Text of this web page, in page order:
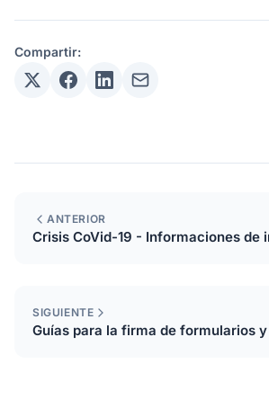
Compartir:
ANTERIOR
Crisis CoVid-19 - Informaciones de
SIGUIENTE
Guías para la firma de formularios